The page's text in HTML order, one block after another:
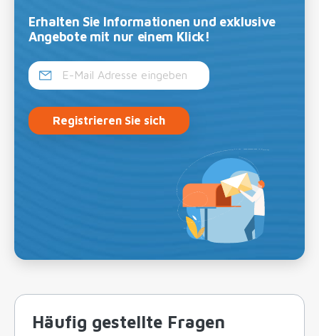
Erhalten Sie Informationen und exklusive
Angebote mit nur einem Klick!
Registrieren Sie sich
Häufig gestellte Fragen